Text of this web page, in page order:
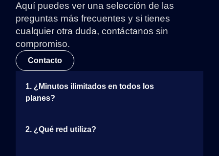
Aquí puedes ver una selección de las
preguntas más frecuentes y si tienes
cualquier otra duda, contáctanos sin
compromiso.
Contacto
1. ¿Minutos ilimitados en todos los
planes?
2. ¿Qué red utiliza?